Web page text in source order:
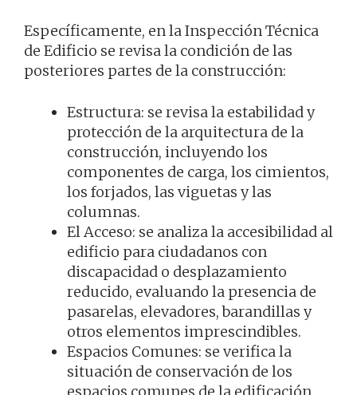
Específicamente, en la Inspección Técnica
de Edificio se revisa la condición de las
posteriores partes de la construcción:
Estructura: se revisa la estabilidad y
protección de la arquitectura de la
construcción, incluyendo los
componentes de carga, los cimientos,
los forjados, las viguetas y las
columnas.
El Acceso: se analiza la accesibilidad al
edificio para ciudadanos con
discapacidad o desplazamiento
reducido, evaluando la presencia de
pasarelas, elevadores, barandillas y
otros elementos imprescindibles.
Espacios Comunes: se verifica la
situación de conservación de los